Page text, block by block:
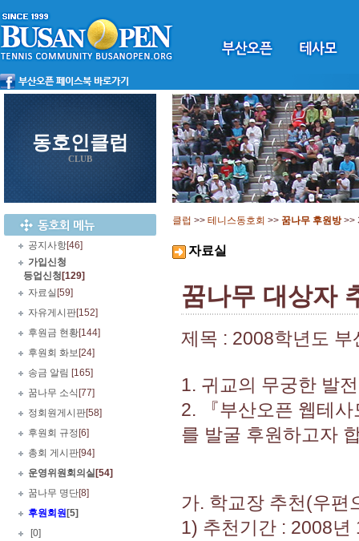
동호인클럽
CLUB
공지사항[46]
가입신청
등업신청 [129]
자료실 [59]
자유게시판[152]
후원금 현황[144]
후원회 화보 [24]
송금 알림 [165]
꿈나무 소식 [77]
정회원게시판[58]
후원회 규정 [6]
총회 게시판[94]
운영위원회의실 [54]
꿈나무 명단[8]
후원회원 [5]
[0]
클럽 >> 테니스동호회 >> 꿈나무 후원방>>
자료실
꿈나무 대상자
제목 : 2008학년도
1. 귀교의 무궁한 발
2. 『부산오픈 웹테
를 발굴 후원하고자
가. 학교장 추천(우편
1) 추천기간 : 2008년